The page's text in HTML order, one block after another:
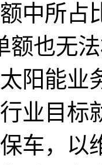
中所占
额也无
阳能业
业目标
车，